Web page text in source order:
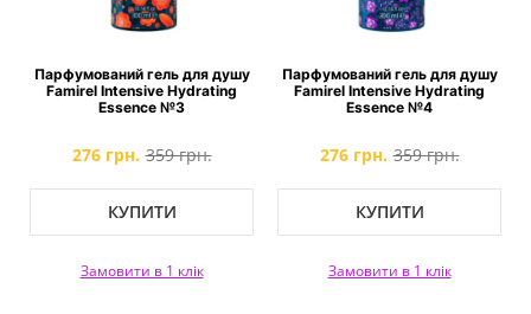
Парфумований гель для душу
Famirel Intensive Hydrating
Essence №3
276 грн. 359 грн.
КУПИТИ
Замовити в 1 клік
Парфумований гель для душу
Famirel Intensive Hydrating
Essence №4
276 грн. 359 грн.
КУПИТИ
Замовити в 1 клік